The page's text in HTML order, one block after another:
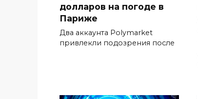
долларов на погоде в
Париже
Два аккаунта Polymarket
привлекли подозрения после